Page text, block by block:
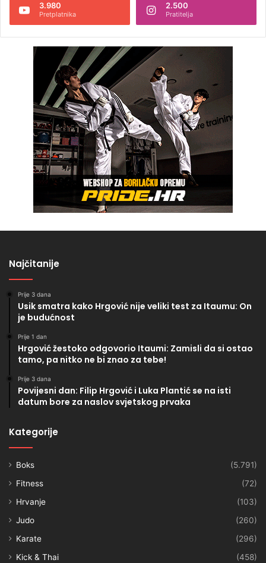
3.980
Pretplatnika
2.500
Pratitelja
Najčitanije
Prije 3 dana
Usik smatra kako Hrgović nije veliki test za Itaumu: On
je budućnost
Prije 1 dan
Hrgović žestoko odgovorio Itaumi: Zamisli da si ostao
tamo, pa nitko ne bi znao za tebe!
Prije 3 dana
Povijesni dan: Filip Hrgović i Luka Plantić se na isti
datum bore za naslov svjetskog prvaka
Kategorije
Boks
(5.791)
Fitness
(72)
Hrvanje
(103)
Judo
(260)
Karate
(296)
Kick & Thai
(458)